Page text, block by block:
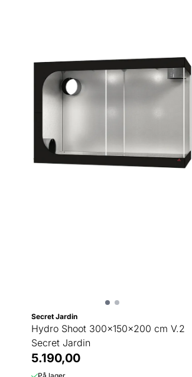
Secret Jardin
Hydro Shoot 300x150x200 cm V.2
Secret Jardin
5.190,00